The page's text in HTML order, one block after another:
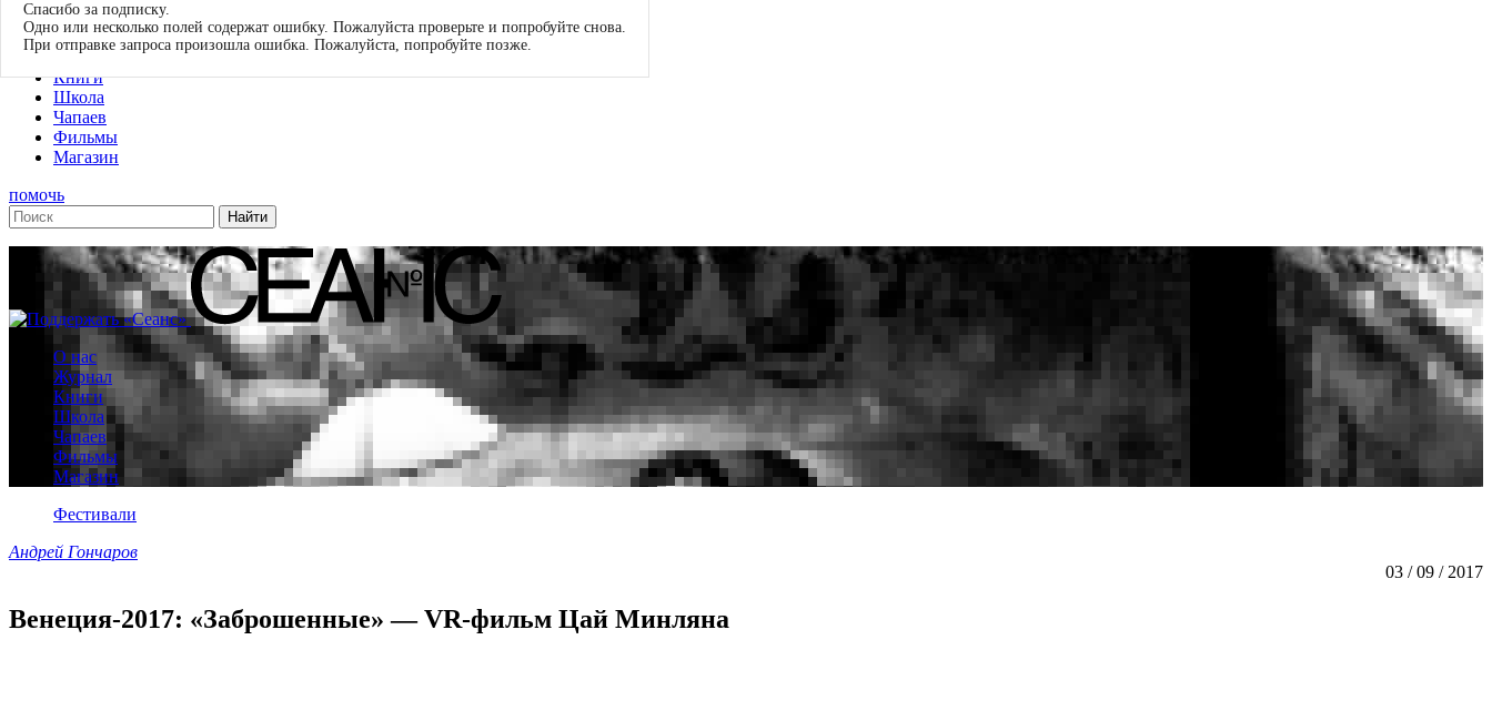
О нас
Журнал
Книги
Школа
Чапаев
Фильмы
Магазин
помочь
О нас
Журнал
Книги
Школа
Чапаев
Фильмы
Магазин
Фестивали
Андрей Гончаров
03 / 09 / 2017
Венеция-2017: «Заброшенные» — VR-фильм Цай Минляна
Спасибо за подписку.
Одно или несколько полей содержат ошибку. Пожалуйста проверьте и попробуйте снова.
При отправке запроса произошла ошибка. Пожалуйста, попробуйте позже.